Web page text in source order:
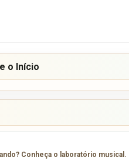
o Início
Conheça o laboratório musical.